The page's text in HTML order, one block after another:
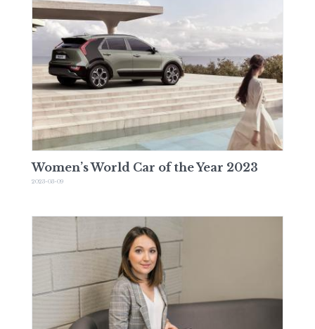
Women’s World Car of the Year 2023
2023-03-09